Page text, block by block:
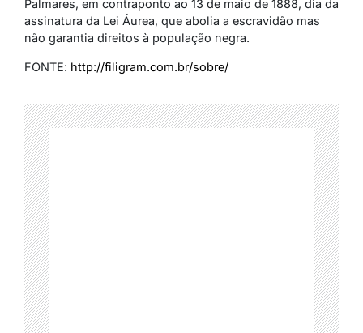
Palmares, em contraponto ao 13 de maio de 1888, dia da
assinatura da Lei Áurea, que abolia a escravidão mas
não garantia direitos à população negra.
FONTE: http://filigram.com.br/sobre/